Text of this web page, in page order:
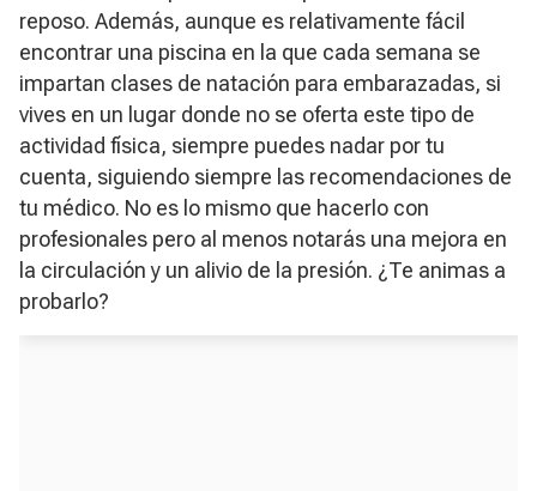
reposo. Además, aunque es relativamente fácil
encontrar una piscina en la que cada semana se
impartan clases de natación para embarazadas, si
vives en un lugar donde no se oferta este tipo de
actividad física, siempre puedes nadar por tu
cuenta, siguiendo siempre las recomendaciones de
tu médico. No es lo mismo que hacerlo con
profesionales pero al menos notarás una mejora en
la circulación y un alivio de la presión. ¿Te animas a
probarlo?